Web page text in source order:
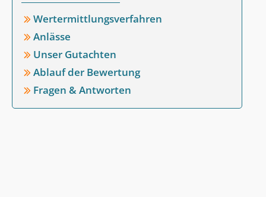
Wertermittlungsverfahren
Anlässe
Unser Gutachten
Ablauf der Bewertung
Fragen & Antworten